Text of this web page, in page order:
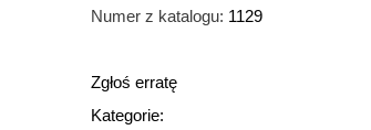
Numer z katalogu: 1129
Zgłoś erratę
Kategorie: